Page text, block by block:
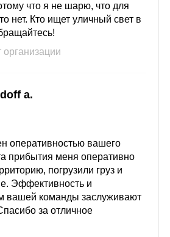
что я не шарю, что для
нет. Кто ищет уличный свет в
организации
a.
оперативностью вашего
прибытия меня оперативно
погрузили груз и
Эффективность и
вашей команды заслуживают
за отличное